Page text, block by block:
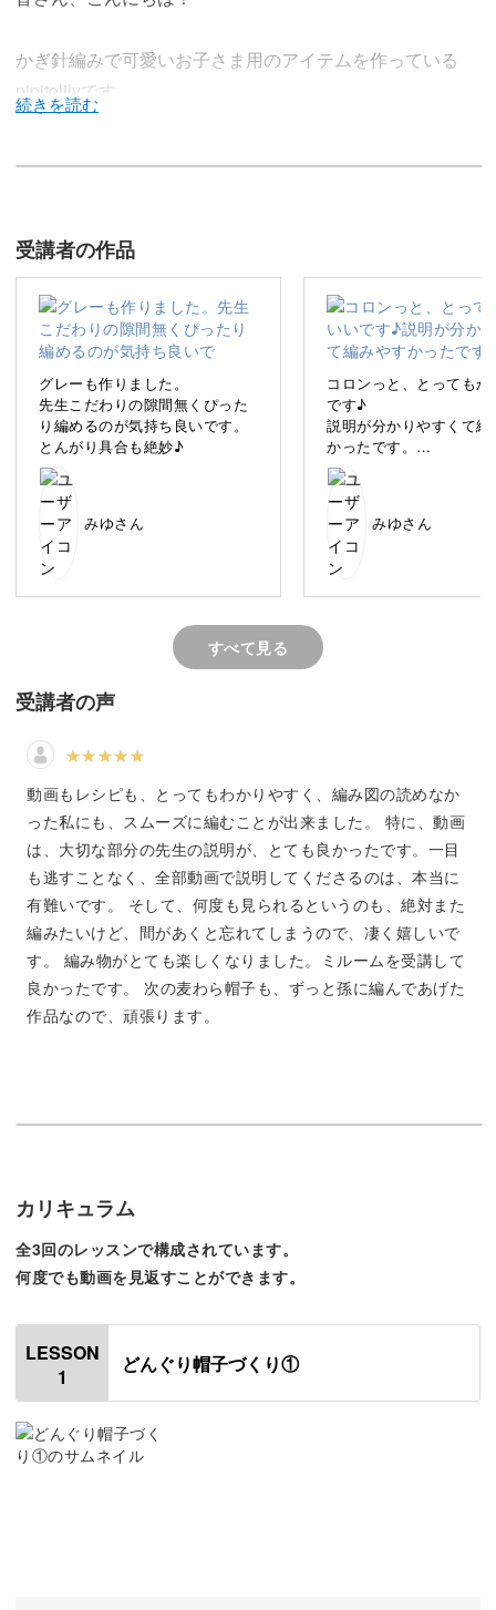
かぎ針編みで可愛いお子さま用のアイテムを作っている
pipitolilyです。
自分で手作りすることができます。
今回は、どんぐりのような形が特徴の「どんぐり帽子づく
り編」で、コットン 100%の糸を使って、かぎ針での編み
お子様へのプレゼントや、親戚・友人の出産祝などにぴっ
たりなアイテムを、一緒に楽しく作りましょう♪
ハマるママが続出♪
ツンと尖ったデザインが特徴のどんぐり帽子。
やわらかさが特徴のコットン100%の糸で仕上げるどんぐ
り帽子は、季節を問わず一年中使えるので、小さなお子様
がいるママたちの間で大人気のアイテムなんです！
かぎ針を使った編み方を基礎から解説しているので、可愛
らしいどんぐり帽子作りにチャレンジしてみましょう！
こだわりが詰まった編み図
編み図を理解すれば、サイズ変更も可能ですし、どんな糸
でも作ることができるのもポイント♪
オリジナルのどんぐり帽子で、お友達のママさんたちに差
をつけちゃいましょう！
受講者の作品
グレーも作りました。
先生こだわりの隙間無くぴった
り編めるのが気持ち良いです。
とんがり具合も絶妙♪
みゆさん
コロンっと、とってもか
です♪
説明が分かりやすくて編
かったです。
帽子に挑戦してこんなに
く出来たのは初めて!!
嬉しいです。ありがとう
ました。みゆさん
すべて見る
受講者の声
動画もレシピも、とってもわかりやすく、編み図の読めなか
った私にも、スムーズに編むことが出来ました。 特に、動画
は、大切な部分の先生の説明が、とても良かったです。一目
も逃すことなく、全部動画で説明してくださるのは、本当に
有難いです。 そして、何度も見られるというのも、絶対また
編みたいけど、間があくと忘れてしまうので、凄く嬉しいで
す。 編み物がとても楽しくなりました。ミルームを受講して
良かったです。 次の麦わら帽子も、ずっと孫に編んであげた
作品なので、頑張ります。
カリキュラム
全3回のレッスンで構成されています。
何度でも動画を見返すことができます。
LESSON
1
どんぐり帽子づくり①